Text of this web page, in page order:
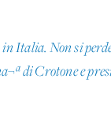
Italia. Non si
di Crotone e